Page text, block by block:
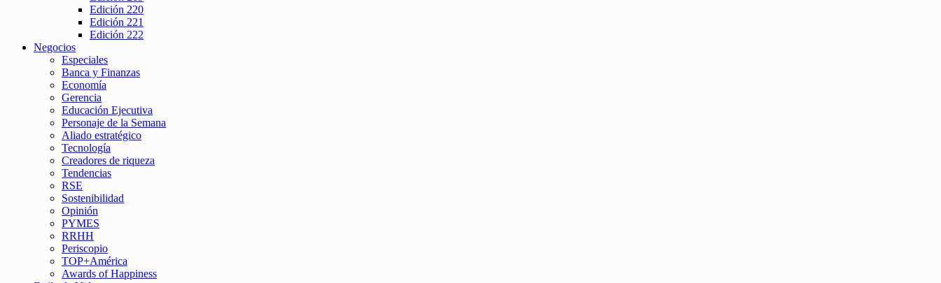
Edición 220
Edición 221
Edición 222
Negocios
Especiales
Banca y Finanzas
Economía
Gerencia
Educación Ejecutiva
Personaje de la Semana
Aliado estratégico
Tecnología
Creadores de riqueza
Tendencias
RSE
Sostenibilidad
Opinión
PYMES
RRHH
Periscopio
TOP+América
Awards of Happiness